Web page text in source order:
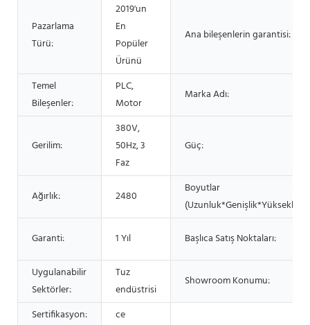
Pazarlama
Türü:
2019'un
En
Popüler
Ürünü
Ana bileşenlerin garantisi:
Temel
Bileşenler:
PLC,
Motor
Marka Adı:
Gerilim:
380V,
50Hz, 3
Faz
Güç:
Ağırlık: 2480
Boyutlar
(Uzunluk*Genişlik*Yükseklik):
Garanti: 1 Yıl Başlıca Satış Noktaları:
Uygulanabilir
Sektörler:
Tuz
endüstrisi
Showroom Konumu:
Sertifikasyon: ce